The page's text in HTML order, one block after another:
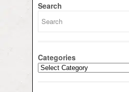
Search
Categories
Categories